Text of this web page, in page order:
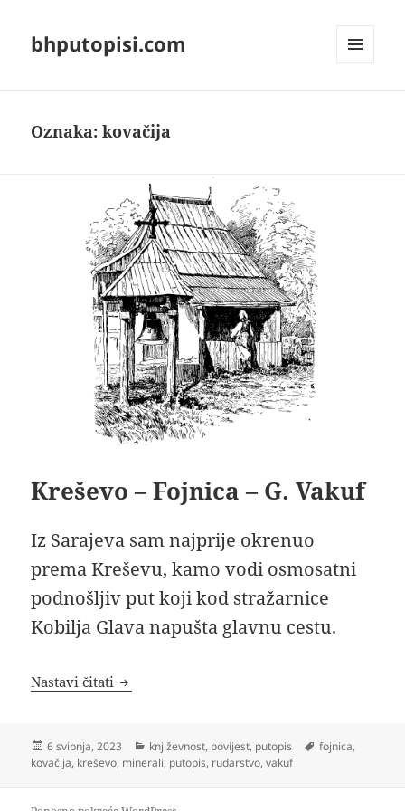
bhputopisi.com
Oznaka:kovačija
Kreševo – Fojnica – G. Vakuf
Iz Sarajeva sam najprije okrenuo
prema Kreševu, kamo vodi osmosatni
podnošljiv put koji kod stražarnice
Kobilja Glava napušta glavnu cestu.
Nastavi čitati Kreševo – Fojnica – G. Vakuf
Objavljeno
dana
6 svibnja, 2023 Kategorije
književnost, povijest, putopis Oznake
fojnica,
kovačija, kreševo, minerali, putopis, rudarstvo,vakuf